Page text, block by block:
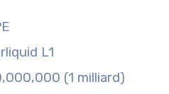
L1
(1 milliard)